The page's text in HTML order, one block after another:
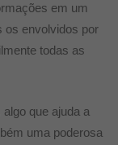
em um
os envolvidos por
todas as
que ajuda a
uma poderosa